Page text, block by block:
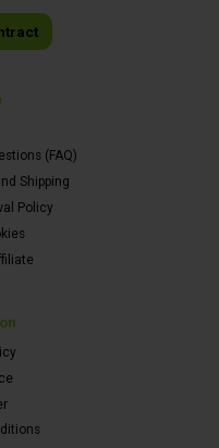
(FAQ)
Shipping
Policy